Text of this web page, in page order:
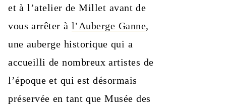
et à l’atelier de Millet avant de
vous arrêter à l’Auberge Ganne,
une auberge historique qui a
accueilli de nombreux artistes de
l’époque et qui est désormais
préservée en tant que Musée des